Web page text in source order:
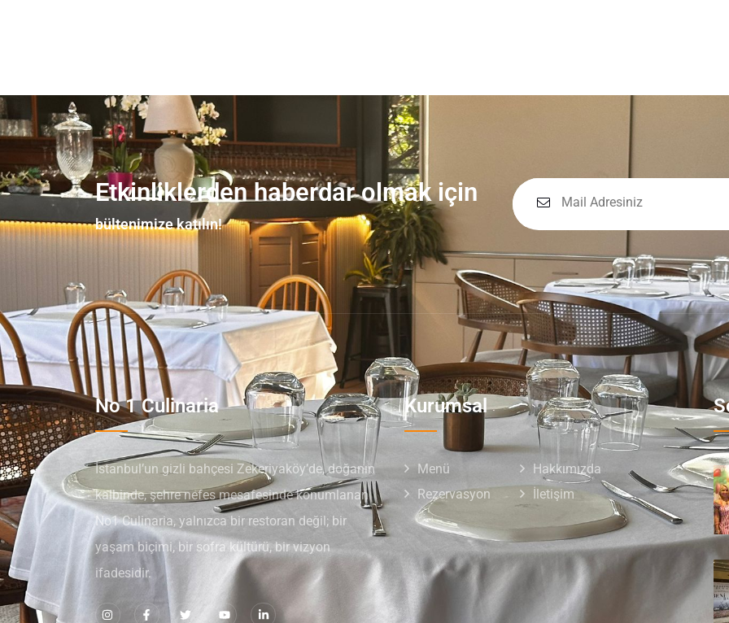
Etkinliklerden haberdar olmak için
bültenimize katılın!
No 1 Culinaria
İstanbul’un gizli bahçesi Zekeriyaköy’de, doğanın
kalbinde, şehre nefes mesafesinde konumlanan
No1 Culinaria, yalnızca bir restoran değil; bir
yaşam biçimi, bir sofra kültürü, bir vizyon
ifadesidir.
Kurumsal
Menü
Hakkımızda
Rezervasyon
İletişim